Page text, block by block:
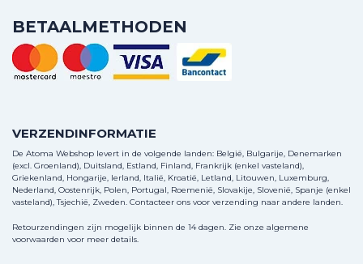
BETAALMETHODEN
VERZENDINFORMATIE
De Atoma Webshop levert in de volgende landen: België, Bulgarije, Denemarken
(excl. Groenland), Duitsland, Estland, Finland, Frankrijk (enkel vasteland),
Griekenland, Hongarije, Ierland, Italië, Kroatië, Letland, Litouwen, Luxemburg,
Nederland, Oostenrijk, Polen, Portugal, Roemenië, Slovakije, Slovenië, Spanje (enkel
vasteland), Tsjechië, Zweden. Contacteer ons voor verzending naar andere landen.
Retourzendingen zijn mogelijk binnen de 14 dagen. Zie onze algemene
voorwaarden voor meer details.